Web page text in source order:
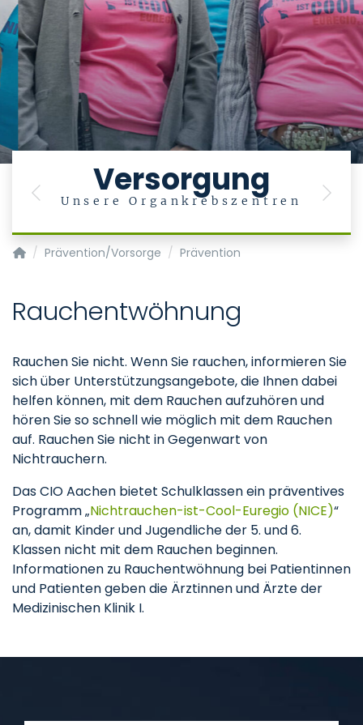
Versorgung
Unsere Organkrebszentren
Previous Next
Krebszentrum - Centrum für Integrierte Onkologie (CIO)
Prävention/Vorsorge Prävention
Rauchentwöhnung
Rauchen Sie nicht. Wenn Sie rauchen, informieren Sie
sich über Unterstützungsangebote, die Ihnen dabei
helfen können, mit dem Rauchen aufzuhören und
hören Sie so schnell wie möglich mit dem Rauchen
auf. Rauchen Sie nicht in Gegenwart von
Nichtrauchern.
Das CIO Aachen bietet Schulklassen ein präventives
Programm „Nichtrauchen-ist-Cool-Euregio (NICE)“
an, damit Kinder und Jugendliche der 5. und 6.
Klassen nicht mit dem Rauchen beginnen.
Informationen zu Rauchentwöhnung bei Patientinnen
und Patienten geben die Ärztinnen und Ärzte der
Medizinischen Klinik I.